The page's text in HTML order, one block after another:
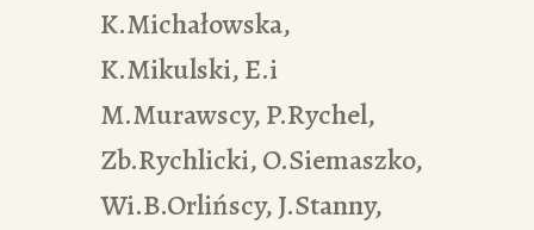
K.Michałowska,
K.Mikulski, E.i
M.Murawscy, P.Rychel,
Zb.Rychlicki, O.Siemaszko,
Wi.B.Orlińscy, J.Stanny,